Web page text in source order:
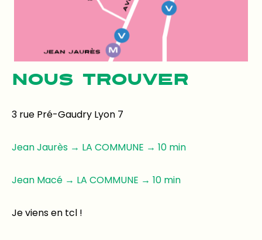
NOUS TROUVER
3 rue Pré-Gaudry Lyon 7
Jean Jaurès → LA COMMUNE → 10 min
Jean Macé → LA COMMUNE → 10 min
Je viens en tcl !